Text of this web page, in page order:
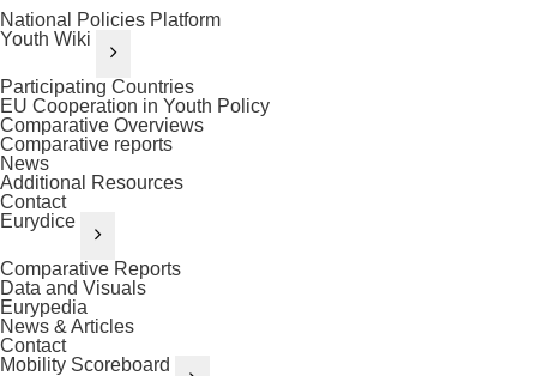
National Policies Platform
Youth Wiki
Participating Countries
EU Cooperation in Youth Policy
Comparative Overviews
Comparative reports
News
Additional Resources
Contact
Eurydice
Comparative Reports
Data and Visuals
Eurypedia
News & Articles
Contact
Mobility Scoreboard